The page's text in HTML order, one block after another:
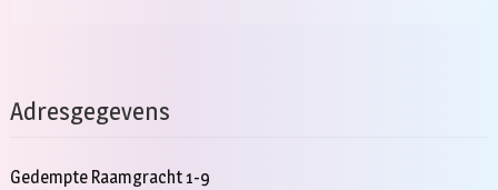
Adresgegevens
Gedempte Raamgracht 1-9